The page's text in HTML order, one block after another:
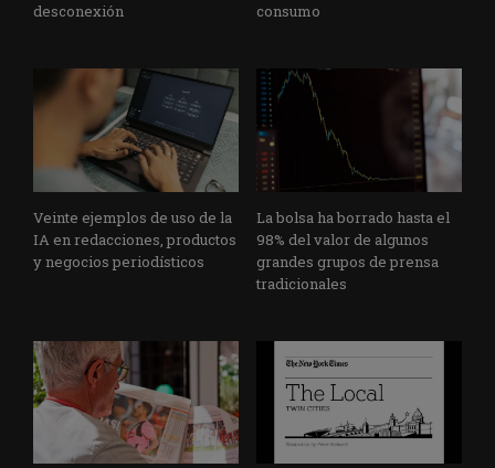
desconexión
consumo
Veinte ejemplos de uso de la
IA en redacciones, productos
y negocios periodísticos
La bolsa ha borrado hasta el
98% del valor de algunos
grandes grupos de prensa
tradicionales